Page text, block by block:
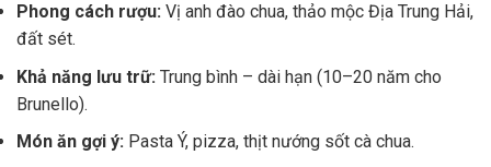
Phong cách rượu: Vị anh đào chua, thảo mộc Địa Trung Hải,
đất sét.
Khả năng lưu trữ: Trung bình – dài hạn (10–20 năm cho
Brunello).
Món ăn gợi ý: Pasta Ý, pizza, thịt nướng sốt cà chua.